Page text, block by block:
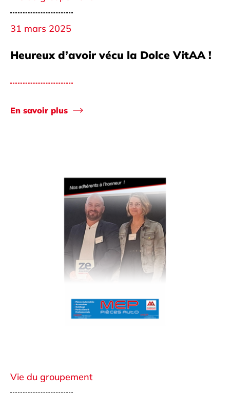
31 mars 2025
Heureux d’avoir vécu la Dolce VitAA !
En savoir plus
Vie du groupement